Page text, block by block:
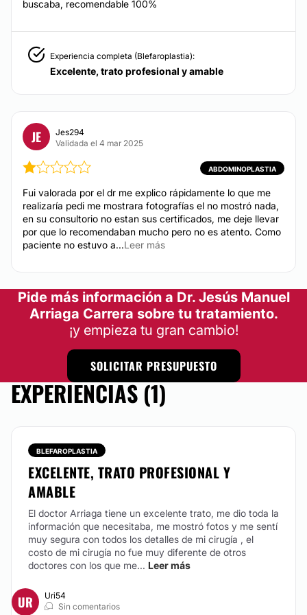
LIPOSUCCIÓN
Puede involucrar desde una miniliposucción (región
especifica del cuerpo) hasta liposuccion 360, en caso
de rechazar corte y existir mucha flacidez puede
Desde:
RINOPLASTIA
La rinoplastia puede ser abierta, cerrada con toma de
cartílago auricular o torácico
CONTACTAR
LIPOESCULTURA
Puede involucrar desde una miniliposucción (región
especifica del cuerpo) hasta liposuccion 360, con o
sin lipotransferencia (cara, caderas, glúteo, pene...)
procedimiento de liposucción se realiza siempre con
apoyo de tecnología: HEUS, Microaire.
Desde: $ 40,000 hasta $ 160,000
CIRUGÍA GINECOMASTIA
bodytite, con o sin resección de glándula mamaria, o
buscaba, recomendable 100%
Experiencia completa (Blefaroplastia):
Excelente, trato profesional y amable
JE
Jes294
Validada el 4 mar 2025
ABDOMINOPLASTIA
Fui valorada por el dr me explico rápidamente lo que me
realizaría pedi me mostrara fotografías el no mostró nada,
en su consultorio no estan sus certificados, me deje llevar
por que lo recomendaban mucho pero no es atento. Como
paciente no estuvo a...Leer más
Pide más información a Dr. Jesús Manuel
Arriaga Carrera sobre tu tratamiento.
¡y empieza tu gran cambio!
SOLICITAR PRESUPUESTO
EXPERIENCIAS (1)
BLEFAROPLASTIA
EXCELENTE, TRATO PROFESIONAL Y
AMABLE
El doctor Arriaga tiene un excelente trato, me dio toda la
información que necesitaba, me mostró fotos y me sentí
muy segura con todos los detalles de mi cirugía , el
costo de mi cirugía no fue muy diferente de otros
doctores con los que me... Leer más
UR
Uri54
Sin comentarios